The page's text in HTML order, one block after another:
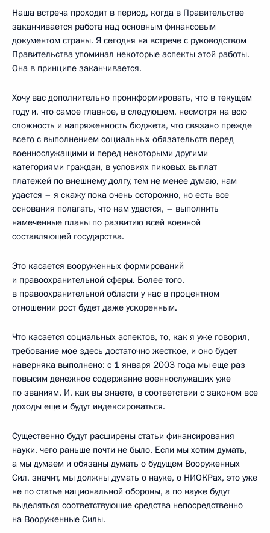
Наша встреча проходит в период, когда в Правительстве
заканчивается работа над основным финансовым
документом страны. Я сегодня на встрече с руководством
Правительства упоминал некоторые аспекты этой работы.
Она в принципе заканчивается.
Хочу вас дополнительно проинформировать, что в текущем
году и, что самое главное, в следующем, несмотря на всю
сложность и напряженность бюджета, что связано прежде
всего с выполнением социальных обязательств перед
военнослужащими и перед некоторыми другими
категориями граждан, в условиях пиковых выплат
платежей по внешнему долгу, тем не менее думаю, нам
удастся – я скажу пока очень осторожно, но есть все
основания полагать, что нам удастся, – выполнить
намеченные планы по развитию всей военной
составляющей государства.
Это касается вооруженных формирований
и правоохранительной сферы. Более того,
в правоохранительной области у нас в процентном
отношении рост будет даже ускоренным.
Что касается социальных аспектов, то, как я уже говорил,
требование мое здесь достаточно жесткое, и оно будет
наверняка выполнено: с 1 января 2003 года мы еще раз
повысим денежное содержание военнослужащих уже
по званиям. И, как вы знаете, в соответствии с законом все
доходы еще и будут индексироваться.
Существенно будут расширены статьи финансирования
науки, чего раньше почти не было. Если мы хотим думать,
а мы думаем и обязаны думать о будущем Вооруженных
Сил, значит, мы должны думать о науке, о НИОКРах, это уже
не по статье национальной обороны, а по науке будут
выделяться соответствующие средства непосредственно
на Вооруженные Силы.